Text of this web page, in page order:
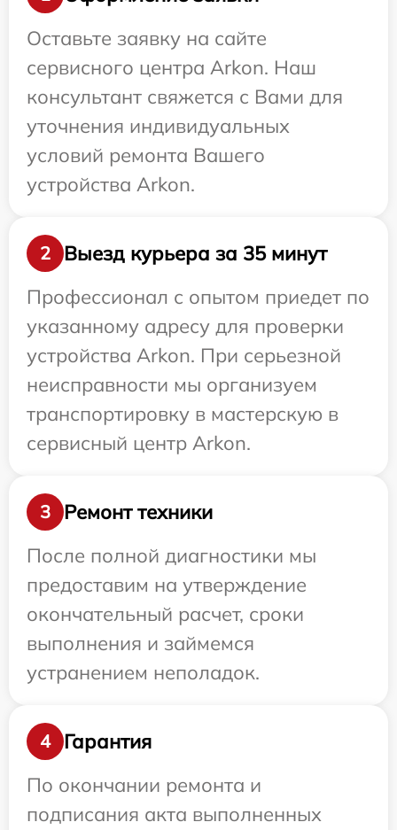
Оставьте заявку на сайте
сервисного центра Arkon. Наш
консультант свяжется с Вами для
уточнения индивидуальных
условий ремонта Вашего
устройства Arkon.
2
Выезд курьера за 35 минут
Профессионал с опытом приедет по
указанному адресу для проверки
устройства Arkon. При серьезной
неисправности мы организуем
транспортировку в мастерскую в
сервисный центр Arkon.
3
Ремонт техники
После полной диагностики мы
предоставим на утверждение
окончательный расчет, сроки
выполнения и займемся
устранением неполадок.
4
Гарантия
По окончании ремонта и
подписания акта выполненных